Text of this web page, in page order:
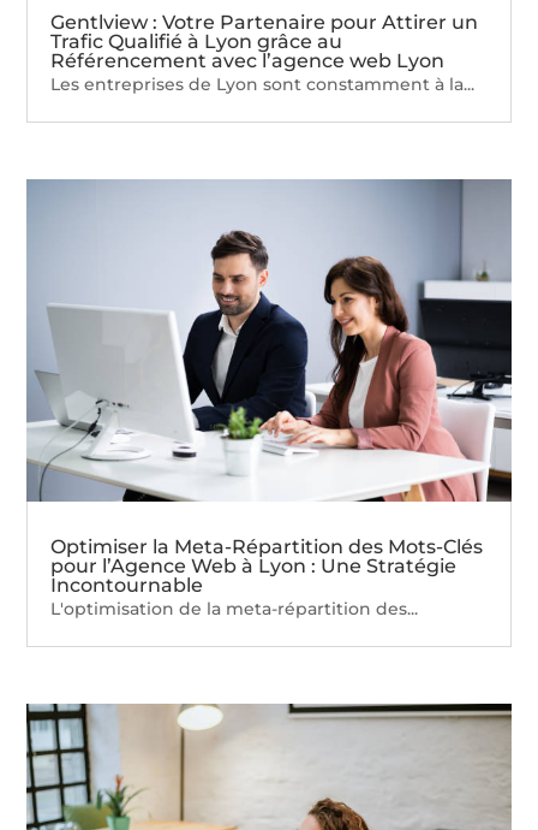
Gentlview : Votre Partenaire pour Attirer un
Trafic Qualifié à Lyon grâce au
Référencement avec l’agence web Lyon
Les entreprises de Lyon sont constamment à la...
Optimiser la Meta-Répartition des Mots-Clés
pour l’Agence Web à Lyon : Une Stratégie
Incontournable
L'optimisation de la meta-répartition des...